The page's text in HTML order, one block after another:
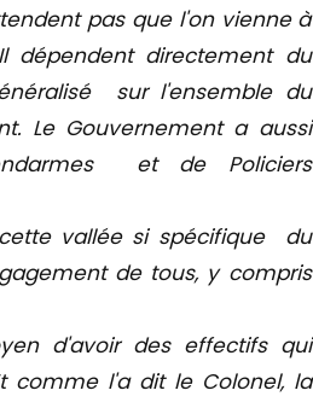
pas que l'on vienne à
dépendent directement du
sur l'ensemble du
Le Gouvernement a aussi
et de Policiers
vallée si spécifique du
de tous, y compris
d'avoir des effectifs qui
comme l'a dit le Colonel, la